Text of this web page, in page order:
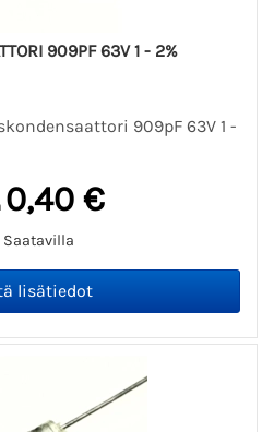
909PF 63V 1 - 2%
909pF 63V 1 -
0,40 €
Saatavilla